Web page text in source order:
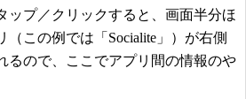
ップ／クリックすると、画面半分ほ
（この例では「Socialite」）が右側
るので、ここでアプリ間の情報のや